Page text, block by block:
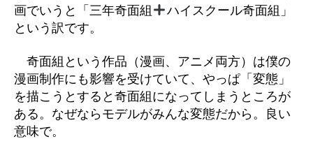
画でいうと「三年奇面組
ハイスクール奇面組」
という訳です。
奇面組という作品（漫画、アニメ両方）は僕の
漫画制作にも影響を受けていて、やっぱ「変態」
を描こうとすると奇面組になってしまうところが
ある。なぜならモデルがみんな変態だから。良い
意味で。